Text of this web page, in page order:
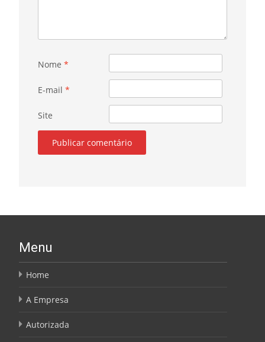
Nome *
E-mail *
Site
Menu
Home
A Empresa
Autorizada